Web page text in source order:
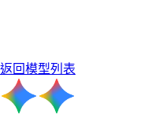
返回模型列表